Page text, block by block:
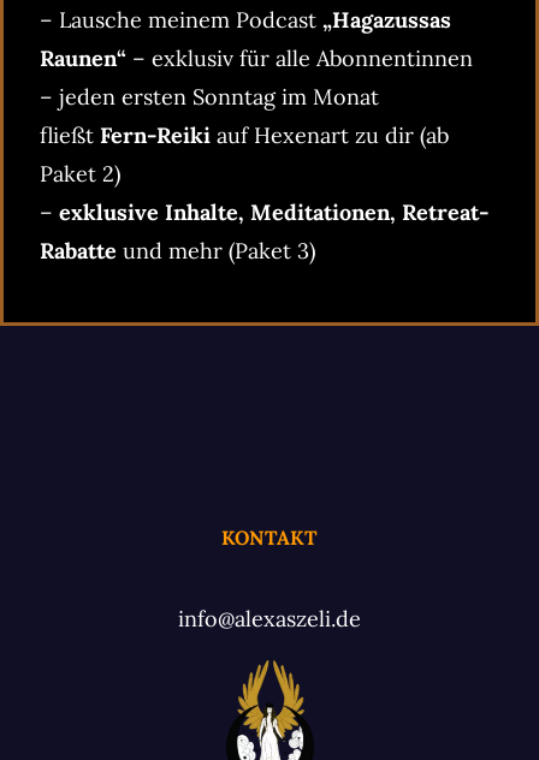
– Lausche meinem Podcast „Hagazussas
Raunen“ – exklusiv für alle Abonnentinnen
– jeden ersten Sonntag im Monat
fließt Fern-Reiki auf Hexenart zu dir (ab
Paket 2)
– exklusive Inhalte, Meditationen, Retreat-
Rabatte und mehr (Paket 3)
KONTAKT
info@alexaszeli.de